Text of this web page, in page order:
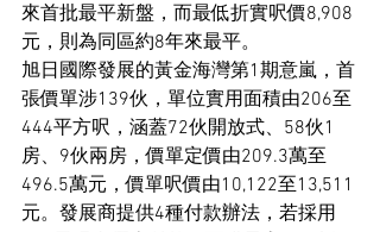
來首批最平新盤，而最低折實呎價8,908
元，則為同區約8年來最平。
旭日國際發展的黃金海灣第1期意嵐，首
張價單涉139伙，單位實用面積由206至
444平方呎，涵蓋72伙開放式、58伙1
房、9伙兩房，價單定價由209.3萬至
496.5萬元，價單呎價由10,122至13,511
元。發展商提供4種付款辦法，若採用